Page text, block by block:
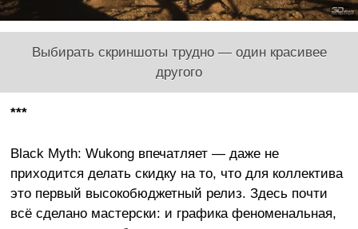
Выбирать скриншоты трудно — один красивее
другого
***
Black Myth: Wukong впечатляет — даже не
приходится делать скидку на то, что для коллектива
это первый высокобюджетный релиз. Здесь почти
всё сделано мастерски: и графика феноменальная,